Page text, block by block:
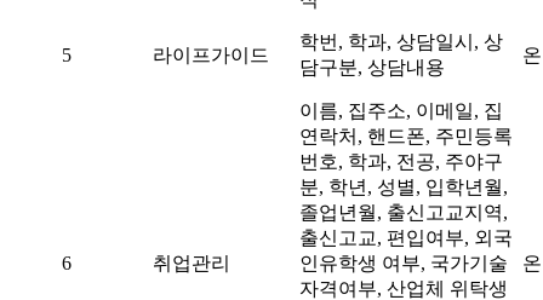
5 라이프가이드
학번, 학과, 상담일시, 상
담구분, 상담내용
6 취업관리
이름, 집주소, 이메일, 집
연락처, 핸드폰, 주민등록
번호, 학과, 전공, 주야구
분, 학년, 성별, 입학년월,
졸업년월, 출신고교지역,
출신고교, 편입여부, 외국
인유학생 여부, 국가기술
자격여부, 산업체 위탁생